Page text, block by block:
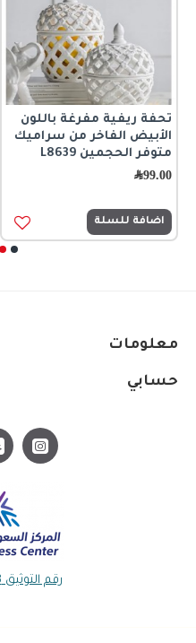
تحفة ريفية مفرغة باللون
الأبيض الفاخر من سراميك
متوفر الحجمين L8639
99.00﷼
اضافة للسلة
معلومات
حسابي
رقم التوثيق 0000047953